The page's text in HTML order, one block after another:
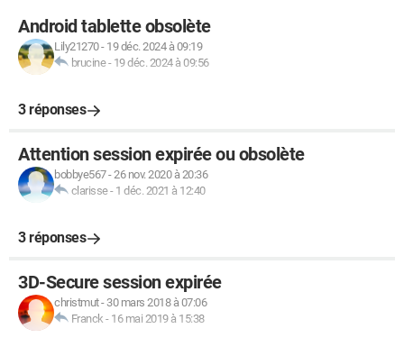
Android tablette obsolète
Lily21270- 19 déc. 2024 à 09:19
brucine- 19 déc. 2024 à 09:56
3 réponses
Attention session expirée ou obsolète
bobbye567-26 nov. 2020 à 20:36
clarisse- 1 déc. 2021 à 12:40
3 réponses
3D-Secure session expirée
christmut- 30 mars 2018 à 07:06
Franck - 16 mai 2019 à 15:38